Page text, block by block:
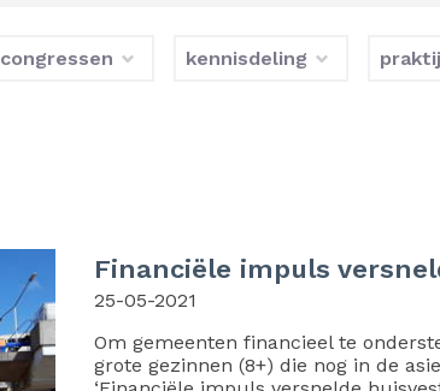
congressen kennisdeling
Financiële impuls
25-05-2021
Om gemeenten financieel te
grote gezinnen (8+) die nog in de